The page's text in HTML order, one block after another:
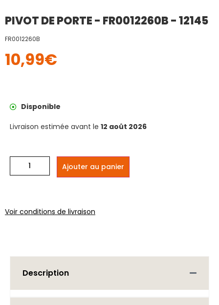
PIVOT DE PORTE - FR0012260B - 12145
FR0012260B
10,99€
Disponible
Livraison estimée avant le 12 août 2026
Ajouter au panier
Voir conditions de livraison
Description